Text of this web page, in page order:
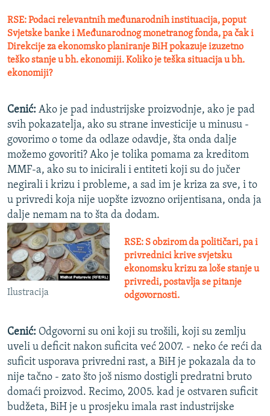
RSE: Podaci relevantnih međunarodnih instituacija, poput
Svjetske banke i Međunarodnog monetranog fonda, pa čak i
Direkcije za ekonomsko planiranje BiH pokazuje izuzetno
teško stanje u bh. ekonomiji. Koliko je teška situacija u bh.
ekonomiji?
Cenić: Ako je pad industrijske proizvodnje, ako je pad
svih pokazatelja, ako su strane investicije u minusu -
govorimo o tome da odlaze odavdje, šta onda dalje
možemo govoriti? Ako je tolika pomama za kreditom
MMF-a, ako su to inicirali i entiteti koji su do jučer
negirali i krizu i probleme, a sad im je kriza za sve, i to
u privredi koja nije uopšte izvozno orijentisana, onda ja
dalje nemam na to šta da dodam.
Ilustracija
RSE: S obzirom da političari, pa i
privrednici krive svjetsku
ekonomsku krizu za loše stanje u
privredi, postavlja se pitanje
odgovornosti.
Cenić: Odgovorni su oni koji su trošili, koji su zemlju
uveli u deficit nakon suficita već 2007. - neko će reći da
suficit usporava privredni rast, a BiH je pokazala da to
nije tačno - zato što još nismo dostigli predratni bruto
domaći proizvod. Recimo, 2005. kad je ostvaren suficit
budžeta, BiH je u prosjeku imala rast industrijske